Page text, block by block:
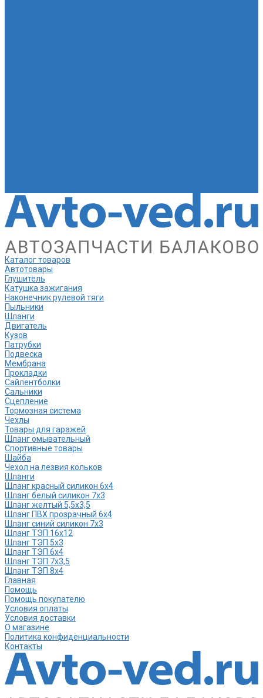
Каталог товаров
Автотовары
Глушитель
Катушка зажигания
Наконечник рулевой тяги
Пыльники
Шланги
Двигатель
Кузов
Патрубки
Подвеска
Мембрана
Прокладки
Сайлентболки
Сальники
Сцепление
Тормозная система
Чехлы
Товары для гаражей
Шланг омывательный
Спортивные товары
Шайба
Чехол на лезвия кольков
Шланги
Шланг красный силикон 6х4
Шланг белый силикон 7х3
Шланг желтый 5,5х3,5
Шланг ПВХ прозрачный 6х4
Шланг синий силикон 7х3
Шланг ТЭП 16х12
Шланг ТЭП 5х3
Шланг ТЭП 6х4
Шланг ТЭП 7х3,5
Шланг ТЭП 8х4
Главная
Помощь
Помощь покупателю
Условия оплаты
Условия доставки
О магазине
Политика конфиденциальности
Контакты